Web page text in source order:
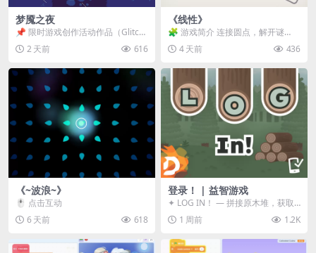
梦魇之夜
📌 限时游戏创作活动作品（Glitch
Game Jam） 📖 故事背景 怪物四...
2 天前 616
《线性》
🧩 游戏简介 连接圆点，解开谜
题。 ⚠️ 重要提示 所有关卡均可通
关，请确保使用...
4 天前 436
《~波浪~》
🖱️ 点击互动
6 天前
618
登录！ | 益智游戏
✦ LOG IN！ — 拼接原木堆，获取
分数！ ᑕ☲◎ ᑕ☲◎ ᑕ☲◎ ᑕ☲◎ ...
1 周前 1.2K